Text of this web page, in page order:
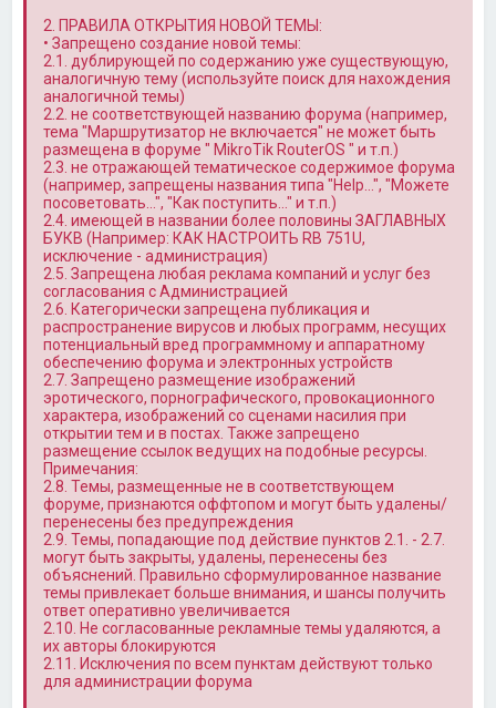
2. ПРАВИЛА ОТКРЫТИЯ НОВОЙ ТЕМЫ:
• Запрещено создание новой темы:
2.1. дублирующей по содержанию уже существующую,
аналогичную тему (используйте поиск для нахождения
аналогичной темы)
2.2. не соответствующей названию форума (например,
тема "Маршрутизатор не включается" не может быть
размещена в форуме " MikroTik RouterOS " и т.п.)
2.3. не отражающей тематическое содержимое форума
(например, запрещены названия типа "Help…", "Можете
посоветовать…", "Как поступить…" и т.п.)
2.4. имеющей в названии более половины ЗАГЛАВНЫХ
БУКВ (Например: КАК НАСТРОИТЬ RB 751U,
исключение - администрация)
2.5. Запрещена любая реклама компаний и услуг без
согласования с Администрацией
2.6. Категорически запрещена публикация и
распространение вирусов и любых программ, несущих
потенциальный вред программному и аппаратному
обеспечению форума и электронных устройств
2.7. Запрещено размещение изображений
эротического, порнографического, провокационного
характера, изображений со сценами насилия при
открытии тем и в постах. Также запрещено
размещение ссылок ведущих на подобные ресурсы.
Примечания:
2.8. Темы, размещенные не в соответствующем
форуме, признаются оффтопом и могут быть удалены/
перенесены без предупреждения
2.9. Темы, попадающие под действие пунктов 2.1. - 2.7.
могут быть закрыты, удалены, перенесены без
объяснений. Правильно сформулированное название
темы привлекает больше внимания, и шансы получить
ответ оперативно увеличивается
2.10. Не согласованные рекламные темы удаляются, а
их авторы блокируются
2.11. Исключения по всем пунктам действуют только
для администрации форума